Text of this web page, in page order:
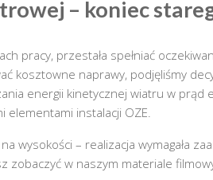
– koniec
pracy, przestała spełniać
kosztowne naprawy, podjęliśmy
energii kinetycznej wiatru w prąd
elementami instalacji OZE.
wysokości – realizacja wymagała
zobaczyć w naszym materiale